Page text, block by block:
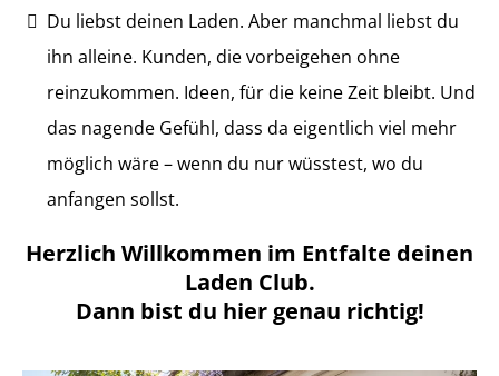
Du liebst deinen Laden. Aber manchmal liebst du
ihn alleine. Kunden, die vorbeigehen ohne
reinzukommen. Ideen, für die keine Zeit bleibt. Und
das nagende Gefühl, dass da eigentlich viel mehr
möglich wäre – wenn du nur wüsstest, wo du
anfangen sollst.
Herzlich Willkommen im Entfalte deinen
Laden Club.
Dann bist du hier genau richtig!